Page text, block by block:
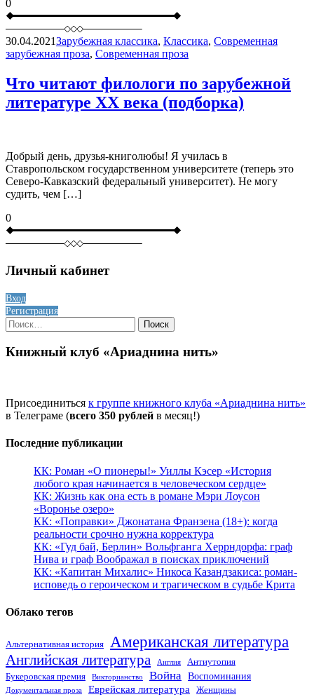
0
30.04.2021Зарубежная классика, Классика, Современная
зарубежная проза, Современная проза
Что читают филологи по зарубежной
литературе ХХ века (подборка)
Добрый день, друзья-книголюбы! Я училась в
Ставропольском государственном университете (теперь это
Северо-Кавказский федеральный университет). Не могу
судить, чем […]
0
Личный кабинет
Вход
Регистрация
Найти:
Книжный клуб «Ариаднина нить»
Присоединиться к группе книжного клуба «Ариаднина нить»
в Телеграме (всего 350 рублей в месяц!)
Последние публикации
КК: Роман «О пионеры!» Уиллы Кэсер «История
любого края начинается в человеческом сердце»
КК: Жизнь как она есть в романе Мэри Лоусон
«Воронье озеро»
КК: «Поправки» Джонатана Франзена (18+): когда
реальности срочно нужна корректура
КК: «Гуд бай, Берлин» Вольфганга Херрндорфа: граф
Нива и граф Воображал в поисках приключений
КК: «Капитан Михалис» Никоса Казандзакиса: роман-
исповедь о героическом и трагическом в судьбе Крита
Облако тегов
Альтернативная история Американская литература
Английская литература Англия
Антиутопия
Букеровская премия
Викторианство Война Воспоминания
Документальная проза Еврейская литература
Женщины